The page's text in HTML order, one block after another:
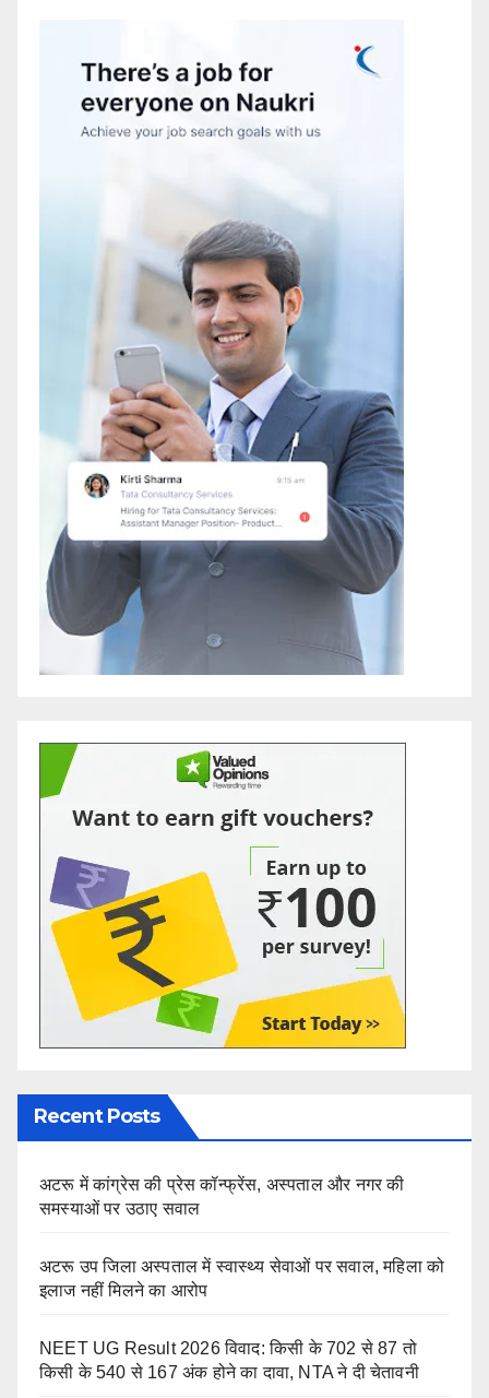
Recent Posts
अटरू में कांग्रेस की प्रेस कॉन्फ्रेंस, अस्पताल और नगर की
समस्याओं पर उठाए सवाल
अटरू उप जिला अस्पताल में स्वास्थ्य सेवाओं पर सवाल, महिला को
इलाज नहीं मिलने का आरोप
NEET UG Result 2026 विवाद: किसी के 702 से 87 तो
किसी के 540 से 167 अंक होने का दावा, NTA ने दी चेतावनी